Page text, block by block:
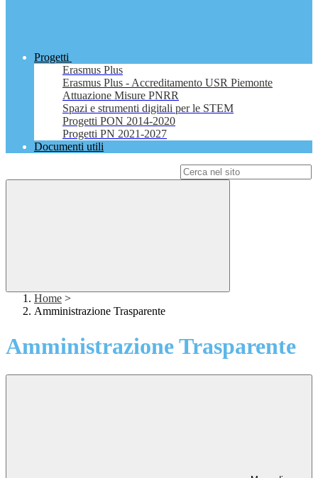
Progetti
Erasmus Plus
Erasmus Plus - Accreditamento USR Piemonte
Attuazione Misure PNRR
Spazi e strumenti digitali per le STEM
Progetti PON 2014-2020
Progetti PN 2021-2027
Documenti utili
Home >
Amministrazione Trasparente
Amministrazione Trasparente